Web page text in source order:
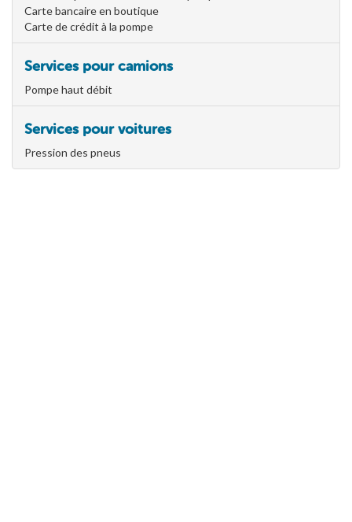
Carte bancaire en boutique
Carte de crédit à la pompe
Services pour camions
Pompe haut débit
Services pour voitures
Pression des pneus